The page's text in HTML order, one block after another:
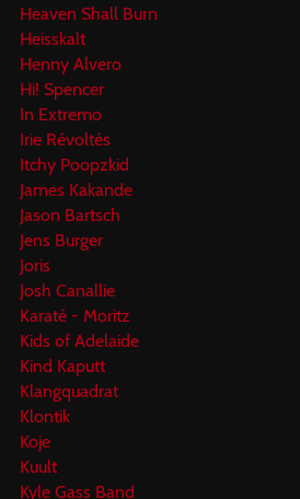
Heaven Shall Burn
Heisskalt
Henny Alvero
Hi! Spencer
In Extremo
Irie Révoltés
Itchy Poopzkid
James Kakande
Jason Bartsch
Jens Burger
Joris
Josh Canallie
Karaté - Moritz
Kids of Adelaide
Kind Kaputt
Klangquadrat
Klontik
Koje
Kuult
Kyle Gass Band